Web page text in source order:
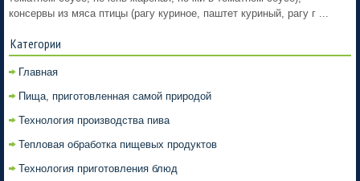
консервы из мяса птицы (рагу куриное, паштет куриный, рагу г ...
Категории
Главная
Пища, приготовленная самой природой
Технология производства пива
Тепловая обработка пищевых продуктов
Технология приготовления блюд